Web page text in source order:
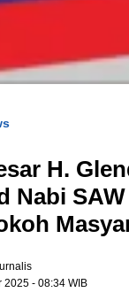
H.
Nabi
2025 - 08:34 WIB